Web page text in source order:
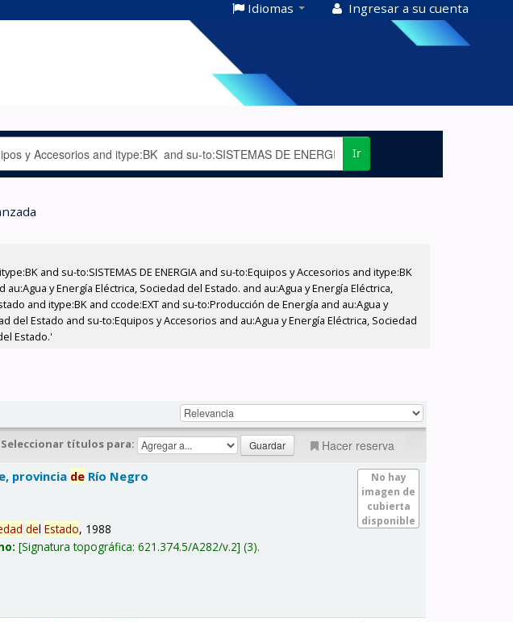
Idiomas Ingresar a su cuenta
Ir
and su-to:SISTEMAS DE ENERGIA and su-to:Equipos y Accesorios and itype:BK
y Energía Eléctrica, Sociedad del Estado. and au:Agua y Energía Eléctrica,
and itype:BK and ccode:EXT and su-to:Producción de Energía and au:Agua y
del Estado and su-to:Equipos y Accesorios and au:Agua y Energía Eléctrica, Sociedad
Estado.'
Seleccionar títulos para: Hacer reserva
No hay
imagen de
cubierta
disponible
provincia de Río Negro
delEstado, 1988
Signatura topográfica:621.374.5/A282/v.2 (3).